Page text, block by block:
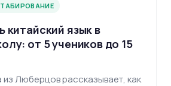
китайский язык в
от 5 учеников до 15
Люберцов рассказывает, как